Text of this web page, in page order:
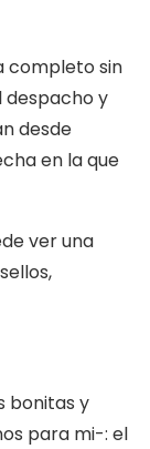
completo sin
despacho y
desde
en la que
ver una
bonitas y
para mi-: el